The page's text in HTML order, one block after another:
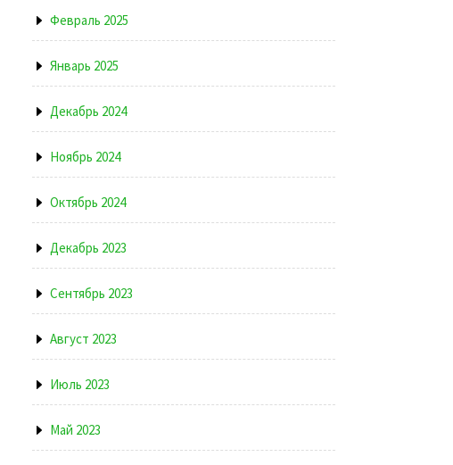
Февраль 2025
Январь 2025
Декабрь 2024
Ноябрь 2024
Октябрь 2024
Декабрь 2023
Сентябрь 2023
Август 2023
Июль 2023
Май 2023